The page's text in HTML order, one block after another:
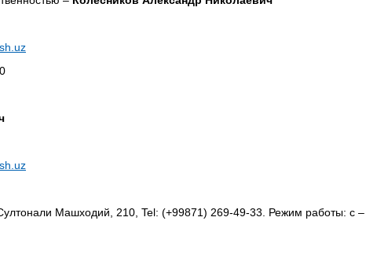
Машходий, 210, Tel: (+99871) 269-49-33. Режим работы: с